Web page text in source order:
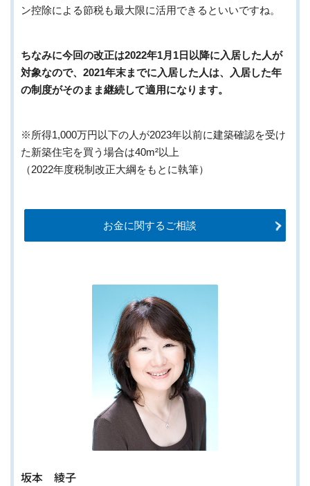
ン控除による節税も最大限に活用できるといいですね。
ちなみに今回の改正は2022年1月1日以降に入居した人が
対象なので、2021年末までに入居した人は、入居した年
の制度がそのまま継続して適用になります。
※所得1,000万円以下の人が2023年以前に建築確認を受け
た新築住宅を買う場合は40m²以上
（2022年度税制改正大綱をもとに執筆）
お金に関するご相談
坂本 綾子